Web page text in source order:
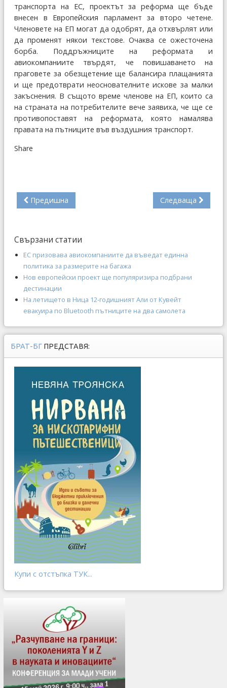
транспорта на ЕС, проектът за реформа ще бъде
внесен в Европейския парламент за второ четене.
Членовете на ЕП могат да одобрят, да отхвърлят или
да променят някои текстове. Очаква се ожесточена
борба. Поддръжниците на реформата и
авиокомпаниите твърдят, че повишаването на
праговете за обезщетение ще балансира плащанията
и ще предотврати неоснователните искове за малки
закъснения. В същото време членове на ЕП, които са
на страната на потребителите вече заявиха, че ще се
противопоставят на реформата, която намалява
правата на пътниците във въздушния транспорт.
Share
Предишна Следваща
Свързани статии
ЕС призовава авиокомпаниите да въведат единна
политика за размерите на багажа
Нов европейски проект ще популяризира подбрани
дестинации
На летището в Ница 12-годишният Али от Кувейт
евакуира по Bluetooth пътниците на два самолета
БРАТ-БГ ПРЕДСТАВЯ:
Купи с отстъпка ТУК...